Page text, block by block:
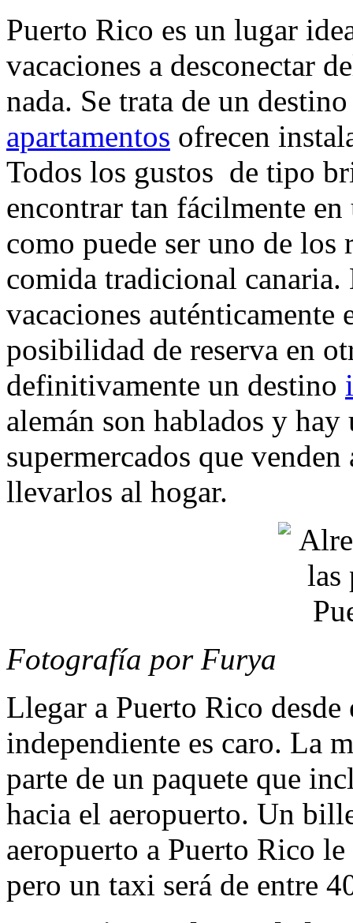
Puerto Rico es un lugar
vacaciones a desconectar
nada. Se trata de un
apartamentos ofrecen
Todos los gustos de tipo
encontrar tan fácilmente
como puede ser uno de los
comida tradicional canaria.
vacaciones auténticamente
posibilidad de reserva en
definitivamente un destino
alemán son hablados y
supermercados que
llevarlos al hogar.
Fotografía por Furya
Llegar a Puerto Rico
independiente es caro. La
parte de un paquete que
hacia el aeropuerto. Un
aeropuerto a Puerto Rico
pero un taxi será de entre